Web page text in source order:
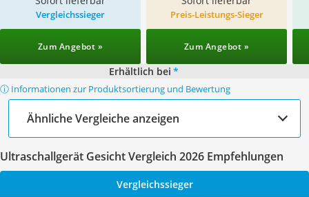
Vergleichssieger
Zum Angebot »
Preis-Leistungs-Sieger
Zum Angebot »
Erhältlich bei *
ⓘ Informationen zur Produktsortierung und Bewertung
Ähnliche Vergleiche anzeigen
Ultraschallgerät Gesicht Vergleich 2026 Empfehlungen
Vergleichssieger